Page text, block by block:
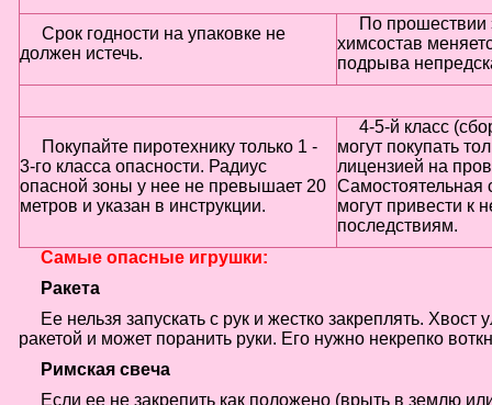
Срок годности на упаковке не
должен истечь.
По прошествии
химсостав
подрыва
Покупайте пиротехнику только 1 -
3-го класса опасности. Радиус
опасной зоны у нее не превышает 20
метров и указан в инструкции.
4-5-й класс
могут покупать
лицензией на
Самостоятельная
могут привести к
последствиям.
Самые опасные игрушки:
Ракета
Ее нельзя запускать с рук и жестко закреплять. Хвост
ракетой и может поранить руки. Его нужно некрепко
Римская свеча
Если ее не закрепить как положено (врыть в землю